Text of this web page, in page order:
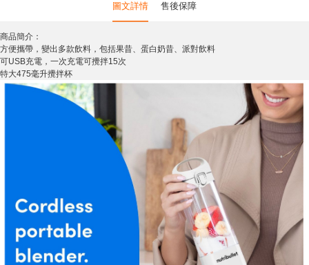
圖文詳情 售後保障
商品簡介：
方便攜帶，變出多款飲料，包括果昔、蛋白奶昔、派對飲料
可USB充電，一次充電可攪拌15次
特大475毫升攪拌杯